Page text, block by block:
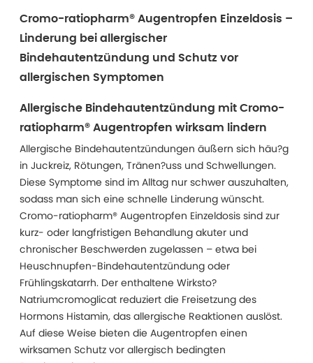
Cromo-ratiopharm® Augentropfen Einzeldosis –
Linderung bei allergischer
Bindehautentzündung und Schutz vor
allergischen Symptomen
Allergische Bindehautentzündung mit Cromo-
ratiopharm® Augentropfen wirksam lindern
Allergische Bindehautentzündungen äußern sich häu?g
in Juckreiz, Rötungen, Tränen?uss und Schwellungen.
Diese Symptome sind im Alltag nur schwer auszuhalten,
sodass man sich eine schnelle Linderung wünscht.
Cromo-ratiopharm® Augentropfen Einzeldosis sind zur
kurz- oder langfristigen Behandlung akuter und
chronischer Beschwerden zugelassen – etwa bei
Heuschnupfen-Bindehautentzündung oder
Frühlingskatarrh. Der enthaltene Wirksto?
Natriumcromoglicat reduziert die Freisetzung des
Hormons Histamin, das allergische Reaktionen auslöst.
Auf diese Weise bieten die Augentropfen einen
wirksamen Schutz vor allergisch bedingten